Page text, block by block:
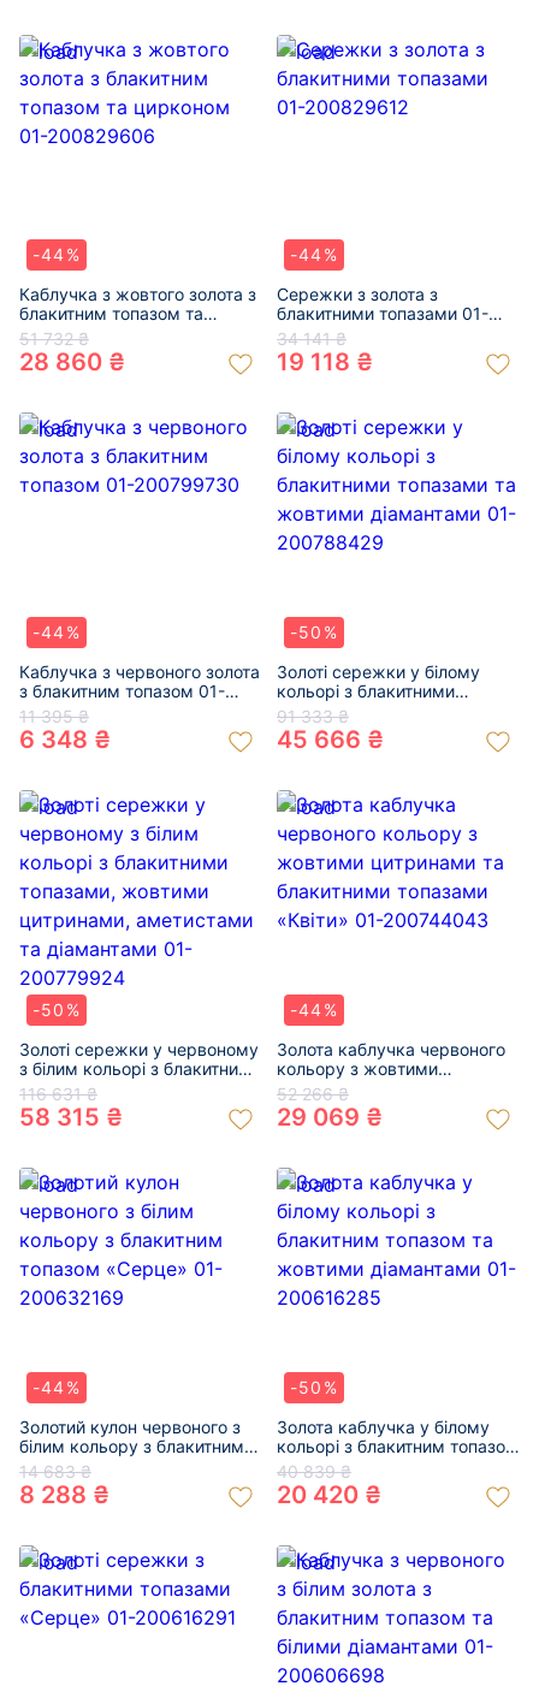
-44%
Каблучка з жовтого золота з
блакитним топазом та
цирконом 01-200829606
51 732 ₴
28 860 ₴
-44%
Сережки з золота з
блакитними топазами 01-
200829612
34 141 ₴
19 118 ₴
-44%
Каблучка з червоного золота
з блакитним топазом 01-
200799730
11 395 ₴
6 348 ₴
-50%
Золоті сережки у білому
кольорі з блакитними
топазами та жовтими
діамантами 01-200788429
91 333 ₴
45 666 ₴
-50%
Золоті сережки у червоному
з білим кольорі з блакитними
топазами, жовтими
цитринами, аметистами та
діамантами 01-200779924
116 631 ₴
58 315 ₴
-44%
Золота каблучка червоного
кольору з жовтими
цитринами та блакитними
топазами «Квіти» 01-
200744043
52 266 ₴
29 069 ₴
-44%
Золотий кулон червоного з
білим кольору з блакитним
топазом «Серце» 01-
200632169
14 683 ₴
8 288 ₴
-50%
Золота каблучка у білому
кольорі з блакитним топазом
та жовтими діамантами 01-
200616285
40 839 ₴
20 420 ₴